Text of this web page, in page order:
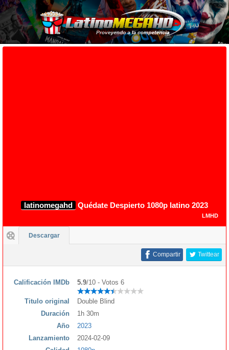
latinomegahd Quédate Despierto 1080p latino 2023
LMHD
Descargar
Twittear
Compartir
Calificación IMDb 5.9/10 - Votos 6
Titulo original
Double Blind
Duración
1h 30m
Año
2023
Lanzamiento
2024-02-09